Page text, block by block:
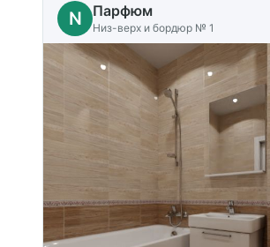
N Парфюм
Низ-верх и бордюр № 1